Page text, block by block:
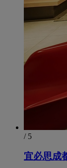
/ 5
宜必思成